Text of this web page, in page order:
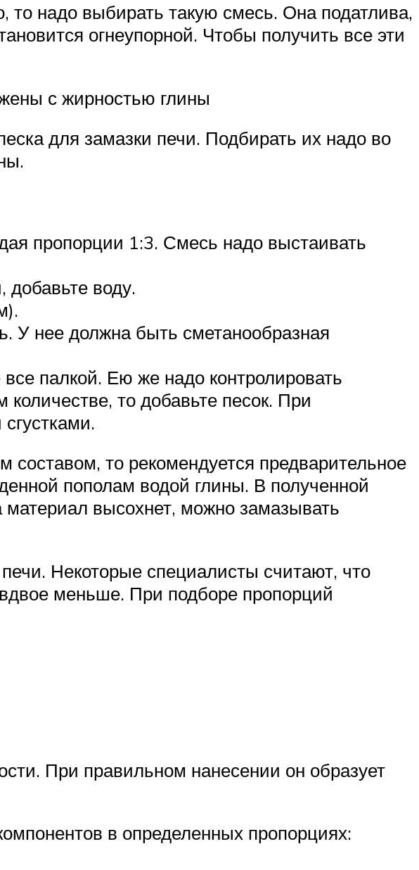
надо выбирать такую смесь. Она податлива,
огнеупорной. Чтобы получить все эти
с жирностью глины
для замазки печи. Подбирать их надо во
пропорции 1:3. Смесь надо выстаивать
воду.
У нее должна быть сметанообразная
палкой. Ею же надо контролировать
то добавьте песок. При
то рекомендуется предварительное
пополам водой глины. В полученной
высохнет, можно замазывать
Некоторые специалисты считают, что
меньше. При подборе пропорций
При правильном нанесении он образует
в определенных пропорциях: